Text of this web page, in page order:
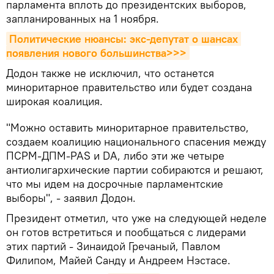
парламента вплоть до президентских выборов,
запланированных на 1 ноября.
Политические нюансы: экс-депутат о шансах
появления нового большинства>>>
Додон также не исключил, что останется
миноритарное правительство или будет создана
широкая коалиция.
"Можно оставить миноритарное правительство,
создаем коалицию национального спасения между
ПСРМ-ДПМ-PAS и DA, либо эти же четыре
антиолигархические партии собираются и решают,
что мы идем на досрочные парламентские
выборы", - заявил Додон.
Президент отметил, что уже на следующей неделе
он готов встретиться и пообщаться с лидерами
этих партий - Зинаидой Гречаный, Павлом
Филипом, Майей Санду и Андреем Нэстасе.